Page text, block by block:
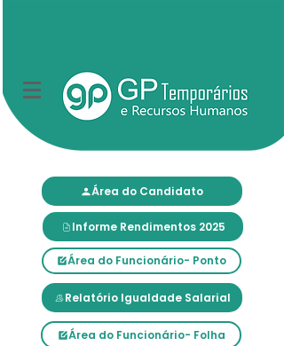
Área do Candidato
Informe Rendimentos 2025
Área do Funcionário- Ponto
Relatório Igualdade Salarial
Área do Funcionário- Folha